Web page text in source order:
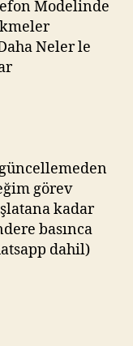
Modelinde
Neler le
görev
kadar
basınca
dahil)